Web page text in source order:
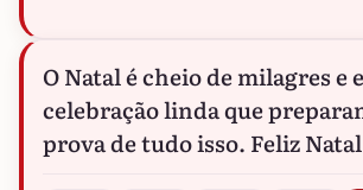
O Natal é cheio de milagres e
celebração linda que
prova de tudo isso. Feliz